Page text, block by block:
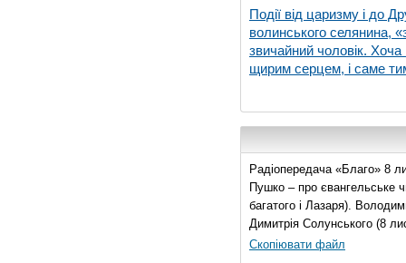
Події від царизму і до
волинського селянина,
звичайний чоловік. Хоча
щирим серцем, і саме
Радіопередача «Благо» 8
Пушко – про євангельське
багатого і Лазаря).
Димитрія Солунського (8
Скопіювати файл